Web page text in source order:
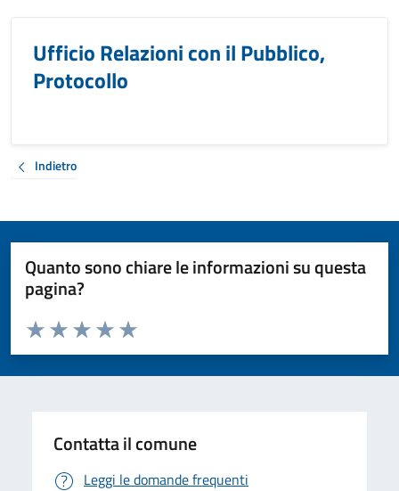
Ufficio Relazioni con il Pubblico,
Protocollo
Indietro
Quanto sono chiare le informazioni su questa
pagina?
Valuta da 1 a 5 stelle la pagina
Valuta 5 stelle su 5
Valuta 4 stelle su 5
Valuta 3 stelle su 5
Valuta 2 stelle su 5
Valuta 1 stelle su 5
Contatta il comune
Leggi le domande frequenti